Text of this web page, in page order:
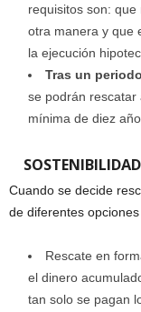
requisitos son:
otra manera y que
la ejecución
Tras un
se podrán rescatar
mínima de diez
Cuando se decide
de diferentes
Rescate en
el dinero
tan solo se pagan